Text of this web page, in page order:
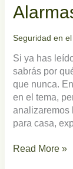
Seguridad en
Si ya has
sabrás por
que nunca.
en el tema,
analizaremos
para casa,
Read More »